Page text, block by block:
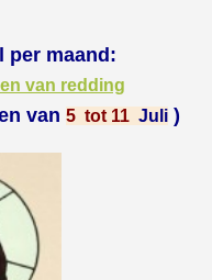
per maand:
van redding
van 5 tot 11 Juli )